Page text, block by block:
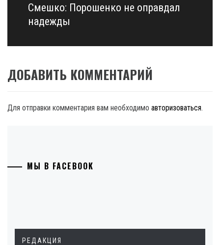
Next
post:
Смешко: Порошенко не оправдал
надежды
ДОБАВИТЬ КОММЕНТАРИЙ
Для отправки комментария вам необходимо авторизоваться.
МЫ В FACEBOOK
РЕДАКЦИЯ